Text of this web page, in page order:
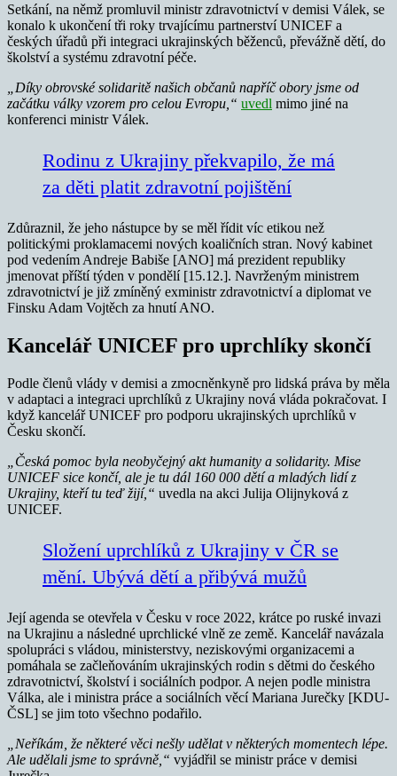
Setkání, na němž promluvil ministr zdravotnictví v demisi Válek, se
konalo k ukončení tři roky trvajícímu partnerství UNICEF a
českých úřadů při integraci ukrajinských běženců, převážně dětí, do
školství a systému zdravotní péče.
„Díky obrovské solidaritě našich občanů napříč obory jsme od
začátku války vzorem pro celou Evropu,“ uvedl mimo jiné na
konferenci ministr Válek.
Rodinu z Ukrajiny překvapilo, že má
za děti platit zdravotní pojištění
Zdůraznil, že jeho nástupce by se měl řídit víc etikou než
politickými proklamacemi nových koaličních stran. Nový kabinet
pod vedením Andreje Babiše [ANO] má prezident republiky
jmenovat příští týden v pondělí [15.12.]. Navrženým ministrem
zdravotnictví je již zmíněný exministr zdravotnictví a diplomat ve
Finsku Adam Vojtěch za hnutí ANO.
Kancelář UNICEF pro uprchlíky skončí
Podle členů vlády v demisi a zmocněnkyně pro lidská práva by měla
v adaptaci a integraci uprchlíků z Ukrajiny nová vláda pokračovat. I
když kancelář UNICEF pro podporu ukrajinských uprchlíků v
Česku skončí.
„Česká pomoc byla neobyčejný akt humanity a solidarity. Mise
UNICEF sice končí, ale je tu dál 160 000 dětí a mladých lidí z
Ukrajiny, kteří tu teď žijí,“ uvedla na akci Julija Olijnyková z
UNICEF.
Složení uprchlíků z Ukrajiny v ČR se
mění. Ubývá dětí a přibývá mužů
Její agenda se otevřela v Česku v roce 2022, krátce po ruské invazi
na Ukrajinu a následné uprchlické vlně ze země. Kancelář navázala
spolupráci s vládou, ministerstvy, neziskovými organizacemi a
pomáhala se začleňováním ukrajinských rodin s dětmi do českého
zdravotnictví, školství i sociálních podpor. A nejen podle ministra
Válka, ale i ministra práce a sociálních věcí Mariana Jurečky [KDU-
ČSL] se jim toto všechno podařilo.
„Neříkám, že některé věci nešly udělat v některých momentech lépe.
Ale udělali jsme to správně,“ vyjádřil se ministr práce v demisi